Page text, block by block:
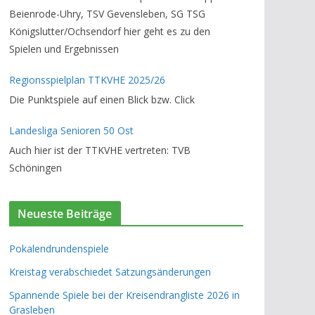
Beienrode-Uhry, TSV Gevensleben, SG TSG
Königslutter/Ochsendorf hier geht es zu den
Spielen und Ergebnissen
Regionsspielplan TTKVHE 2025/26
Die Punktspiele auf einen Blick bzw. Click
Landesliga Senioren 50 Ost
Auch hier ist der TTKVHE vertreten: TVB
Schöningen
Neueste Beiträge
Pokalendrundenspiele
Kreistag verabschiedet Satzungsänderungen
Spannende Spiele bei der Kreisendrangliste 2026 in
Grasleben